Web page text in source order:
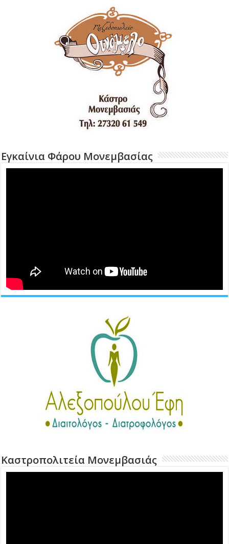
Εγκαίνια Φάρου Μονεμβασίας
Καστροπολιτεία Μονεμβασιάς